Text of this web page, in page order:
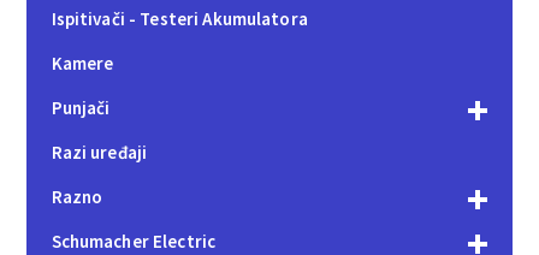
Ispitivači - Testeri Akumulatora
Kamere
Punjači
Razi uređaji
Razno
Schumacher Electric